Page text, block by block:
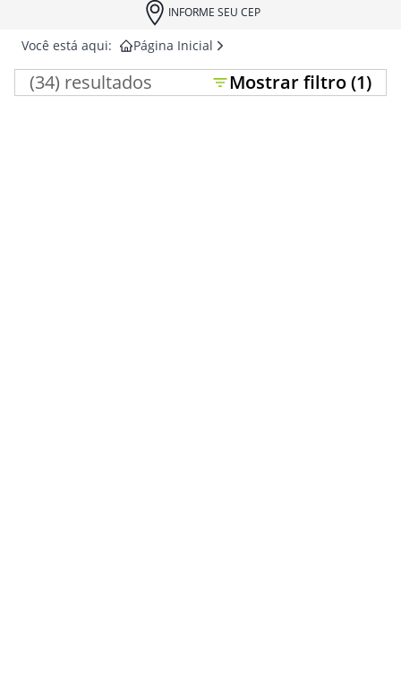
INFORME SEU CEP
Você está aqui: Página Inicial
(34) resultados Mostrarfiltro (1)